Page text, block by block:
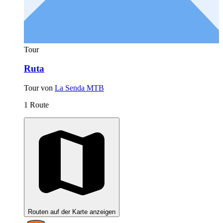
Tour
Ruta
Tour von La Senda MTB
1 Route
Routen auf der Karte anzeigen